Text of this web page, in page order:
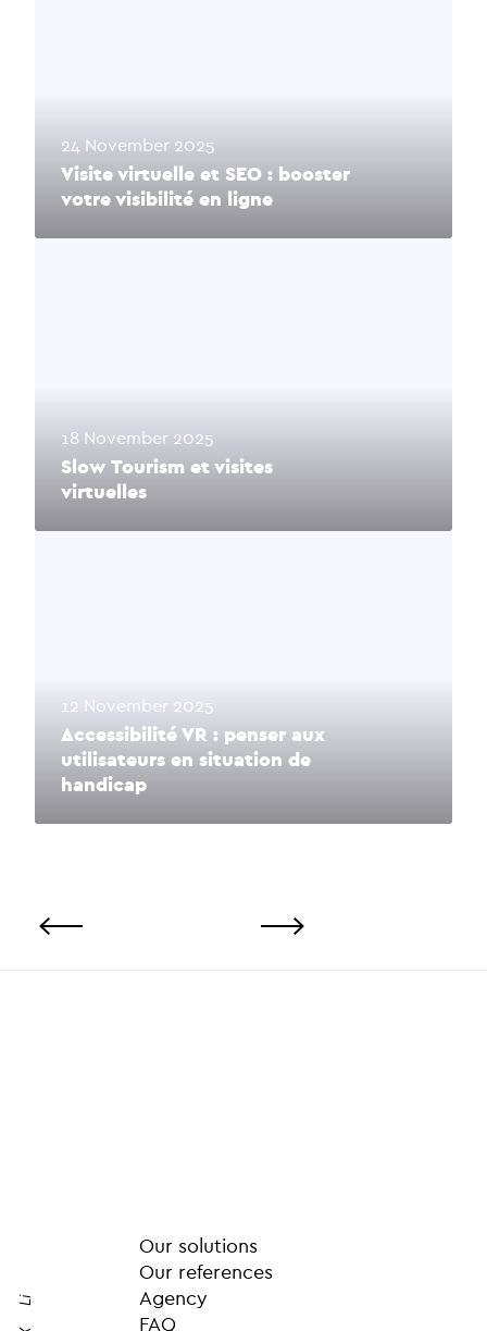
Li
24 November 2025
Visite virtuelle et SEO : booster
votre visibilité en ligne
18 November 2025
Slow Tourism et visites
virtuelles
12 November 2025
Accessibilité VR : penser aux
utilisateurs en situation de
handicap
Our solutions
Our references
Agency
FAQ